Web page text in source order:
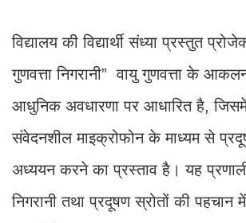
विद्यालय की विद्यार्थी संध्या प्रस्तुत
गुणवत्ता निगरानी” वायु गुणवत्ता के
आधुनिक अवधारणा पर आधारित है,
संवेदनशील माइक्रोफोन के माध्यम से
अध्ययन करने का प्रस्ताव है। यह
निगरानी तथा प्रदूषण स्रोतों की पहचान